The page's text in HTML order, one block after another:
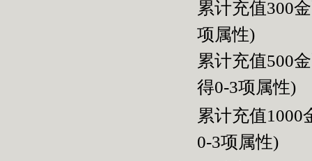
累计充值300
项属性)
累计充值500
得0-3项属性)
累计充值
0-3项属性)